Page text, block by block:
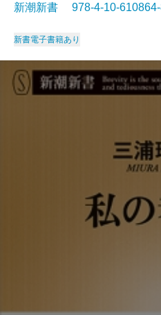
新潮新書 978-4-10-
新書電子書籍あり